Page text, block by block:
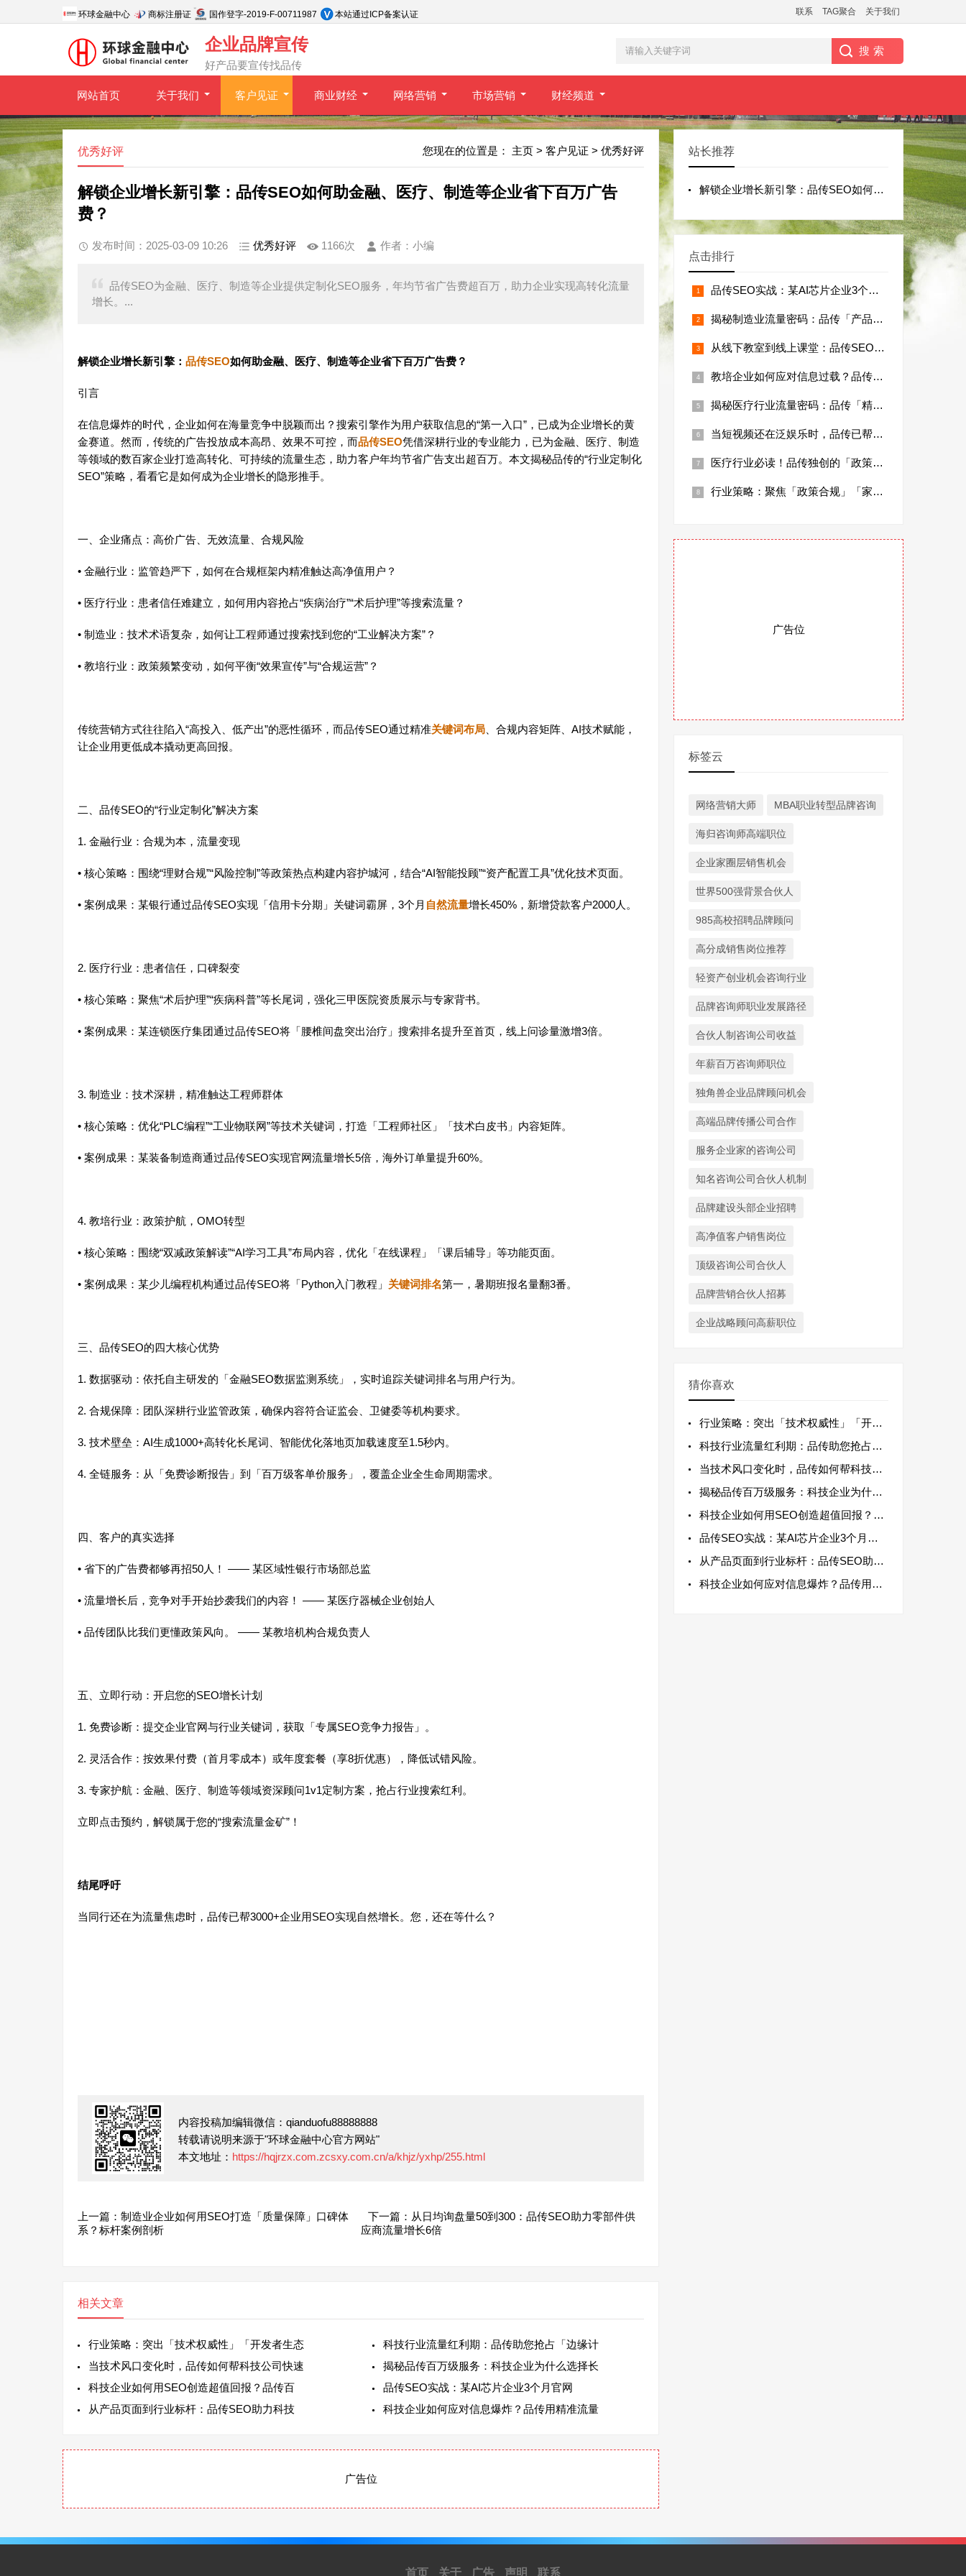
环球金融中心 商标注册证 国作登字-2019-F-00711987 本站通过ICP备案认证 联系 TAG聚合 关于我们
企业品牌宣传
好产品要宣传找品传
网站首页 关于我们 客户见证 商业财经 网络营销 市场营销 财经频道
您现在的位置是： 主页 > 客户见证 > 优秀好评
优秀好评
解锁企业增长新引擎：品传SEO如何助金融、医疗、制造等企业省下百万广告
费？
发布时间：2025-03-09 10:26 优秀好评 1166次 作者： 小编
品传SEO为金融、医疗、制造等企业提供定制化SEO服务，年均节省广告费超百万，助力企业实现高转化流量
增长。...
解锁企业增长新引擎： 品传SEO如何助金融、医疗、制造等企业省下百万广告费？
引言
在信息爆炸的时代，企业如何在海量竞争中脱颖而出？搜索引擎作为用户获取信息的“第一入口”，已成为企业增长的黄
金赛道。然而，传统的广告投放成本高昂、效果不可控，而品传SEO凭借深耕行业的专业能力，已为金融、医疗、制造
等领域的数百家企业打造高转化、可持续的流量生态，助力客户年均节省广告支出超百万。本文揭秘品传的“行业定制化
SEO”策略，看看它是如何成为企业增长的隐形推手。
一、企业痛点：高价广告、无效流量、合规风险
• 金融行业：监管趋严下，如何在合规框架内精准触达高净值用户？
• 医疗行业：患者信任难建立，如何用内容抢占“疾病治疗”“术后护理”等搜索流量？
• 制造业：技术术语复杂，如何让工程师通过搜索找到您的“工业解决方案”？
• 教培行业：政策频繁变动，如何平衡“效果宣传”与“合规运营”？
传统营销方式往往陷入“高投入、低产出”的恶性循环，而品传SEO通过精准关键词布局 、合规内容矩阵、AI技术赋能，
让企业用更低成本撬动更高回报。
二、品传SEO的“行业定制化”解决方案
1. 金融行业：合规为本，流量变现
• 核心策略：围绕“理财合规”“风险控制”等政策热点构建内容护城河，结合“AI智能投顾”“资产配置工具”优化技术页面。
• 案例成果：某银行通过品传SEO实现「信用卡分期」关键词霸屏，3个月 自然流量增长450%，新增贷款客户2000人。
2. 医疗行业：患者信任，口碑裂变
• 核心策略：聚焦“术后护理”“疾病科普”等长尾词，强化三甲医院资质展示与专家背书。
• 案例成果：某连锁医疗集团通过品传SEO将「腰椎间盘突出治疗」搜索排名提升至首页，线上问诊量激增3倍。
3. 制造业：技术深耕，精准触达工程师群体
• 核心策略：优化“PLC编程”“工业物联网”等技术关键词，打造「工程师社区」「技术白皮书」内容矩阵。
• 案例成果：某装备制造商通过品传SEO实现官网流量增长5倍，海外订单量提升60%。
4. 教培行业：政策护航，OMO转型
• 核心策略：围绕“双减政策解读”“AI学习工具”布局内容，优化「在线课程」「课后辅导」等功能页面。
• 案例成果：某少儿编程机构通过品传SEO将「Python入门教程」 关键词排名第一，暑期班报名量翻3番。
三、品传SEO的四大核心优势
1. 数据驱动：依托自主研发的「金融SEO数据监测系统」，实时追踪关键词排名与用户行为。
2. 合规保障：团队深耕行业监管政策，确保内容符合证监会、卫健委等机构要求。
3. 技术壁垒：AI生成1000+高转化长尾词、智能优化落地页加载速度至1.5秒内。
4. 全链服务：从「免费诊断报告」到「百万级客单价服务」，覆盖企业全生命周期需求。
四、客户的真实选择
• 省下的广告费都够再招50人！ —— 某区域性银行市场部总监
• 流量增长后，竞争对手开始抄袭我们的内容！ —— 某医疗器械企业创始人
• 品传团队比我们更懂政策风向。 —— 某教培机构合规负责人
五、立即行动：开启您的SEO增长计划
1. 免费诊断：提交企业官网与行业关键词，获取「专属SEO竞争力报告」。
2. 灵活合作：按效果付费（首月零成本）或年度套餐（享8折优惠），降低试错风险。
3. 专家护航：金融、医疗、制造等领域资深顾问1v1定制方案，抢占行业搜索红利。
立即点击预约，解锁属于您的“搜索流量金矿”！
结尾呼吁
当同行还在为流量焦虑时，品传已帮3000+企业用SEO实现自然增长。您，还在等什么？
内容投稿加编辑微信：qianduofu88888888
转载请说明来源于"环球金融中心官方网站"
本文地址： https://hqjrzx.com.zcsxy.com.cn/a/khjz/yxhp/255.html
上一篇：制造业企业如何用SEO打造「质量保障」口碑体
系？标杆案例剖析
下一篇：从日均询盘量50到300：品传SEO助力零部件供
应商流量增长6倍
相关文章
行业策略：突出「技术权威性」「开发者生态
科技行业流量红利期：品传助您抢占「边缘计
当技术风口变化时，品传如何帮科技公司快速
揭秘品传百万级服务：科技企业为什么选择长
科技企业如何用SEO创造超值回报？品传百
品传SEO实战：某AI芯片企业3个月官网
从产品页面到行业标杆：品传SEO助力科技
科技企业如何应对信息爆炸？品传用精准流量
广告位
站长推荐
解锁企业增长新引擎：品传SEO如何助金融
点击排行
品传SEO实战：某AI芯片企业3个月官网
揭秘制造业流量密码：品传「产品关键词矩阵
从线下教室到线上课堂：品传SEO助力教培
教培企业如何应对信息过载？品传用精准流量
揭秘医疗行业流量密码：品传「精准科室词+
当短视频还在泛娱乐时，品传已帮3家医美机
医疗行业必读！品传独创的「政策合规+患者
行业策略：聚焦「政策合规」「家长决策链路
广告位
标签云
网络营销大师 MBA职业转型品牌咨询
海归咨询师高端职位
企业家圈层销售机会
世界500强背景合伙人
985高校招聘品牌顾问
高分成销售岗位推荐
轻资产创业机会咨询行业
品牌咨询师职业发展路径
合伙人制咨询公司收益
年薪百万咨询师职位
独角兽企业品牌顾问机会
高端品牌传播公司合作
服务企业家的咨询公司
知名咨询公司合伙人机制
品牌建设头部企业招聘
高净值客户销售岗位
顶级咨询公司合伙人
品牌营销合伙人招募
企业战略顾问高薪职位
猜你喜欢
行业策略：突出「技术权威性」「开发者生态
科技行业流量红利期：品传助您抢占「边缘计
当技术风口变化时，品传如何帮科技公司快速
揭秘品传百万级服务：科技企业为什么选择长
科技企业如何用SEO创造超值回报？品传百
品传SEO实战：某AI芯片企业3个月官网
从产品页面到行业标杆：品传SEO助力科技
科技企业如何应对信息爆炸？品传用精准流量
首页 关于 广告 声明 联系